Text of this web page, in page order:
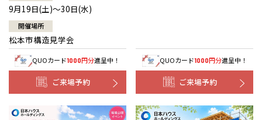
9月19日(土)～30日(水)
開催場所
松本市構造見学会
QUOカード1000円分進呈中！
ご来場予約
QUOカード1000円分進呈中！
ご来場予約